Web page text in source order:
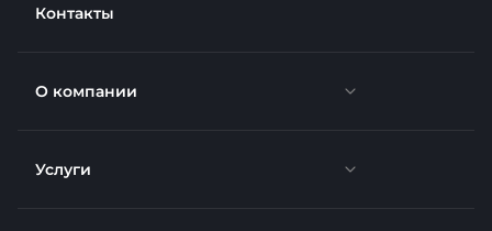
Контакты
О компании
Новости
Услуги